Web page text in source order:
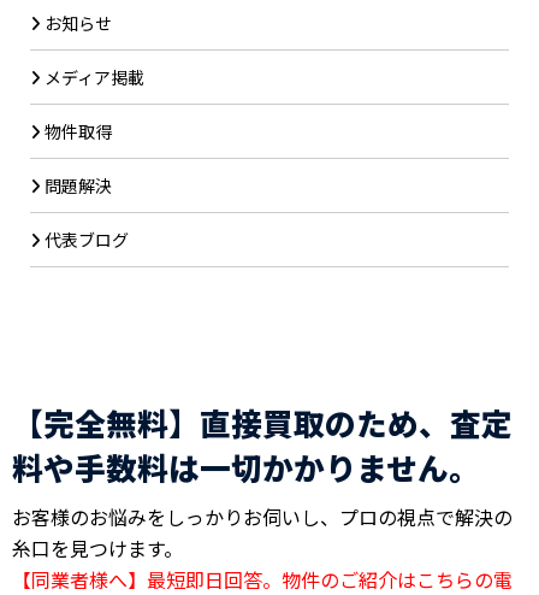
お知らせ
メディア掲載
物件取得
問題解決
代表ブログ
【完全無料】直接買取のため、査定
料や手数料は一切かかりません。
お客様のお悩みをしっかりお伺いし、プロの視点で解決の
糸口を見つけます。
【同業者様へ】最短即日回答。物件のご紹介はこちらの電